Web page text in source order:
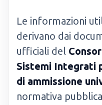
Le informazioni
derivano dai
ufficiali del
Sistemi Integrati
di ammissione
normativa